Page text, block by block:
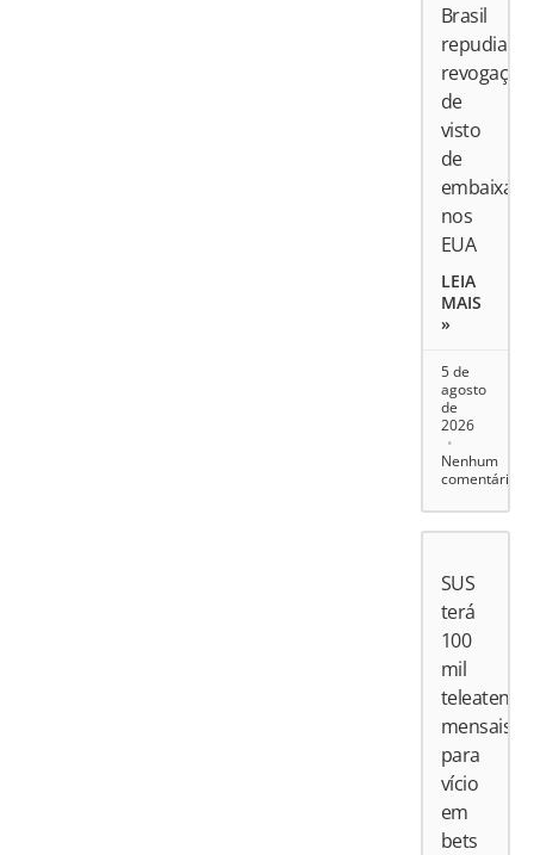
Brasil
repudia
revogação
de
visto
de
nos
EUA
LEIA
MAIS
»
5 de
agosto
de
2026
Nenhum
comentário
SUS
terá
100
mil
mensais
para
vício
em
bets